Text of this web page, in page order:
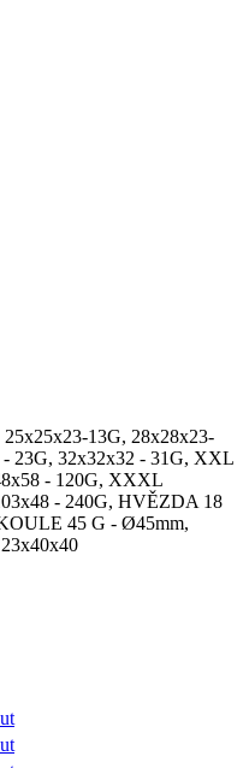
13G, 28x28x23-
- 23G, 32x32x32 - 31G, XXL
- 120G, XXXL
- 240G, HVĚZDA 18
45 G - Ø45mm,